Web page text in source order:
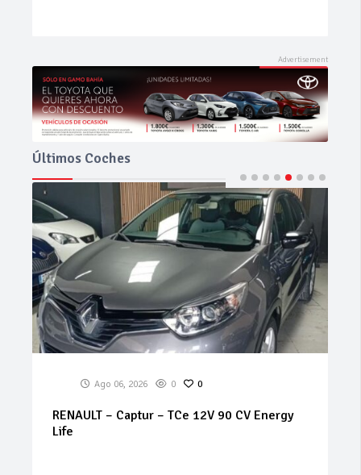
Últimos Coches
Ago 06, 2026 0 0
SEAT – Arona – 1.6 TDI CR 70 kWStart/Stop
Style